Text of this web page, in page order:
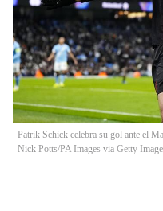
Patrik Schick celebra su gol ante el
Nick Potts/PA Images via Getty